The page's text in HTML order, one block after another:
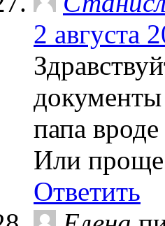
2 августа
папа
Или проще
Ответить